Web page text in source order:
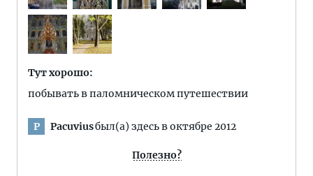
Тут хорошо:
побывать в паломническом путешествии
P Pacuviusбыл(а) здесь в октябре 2012
Полезно?